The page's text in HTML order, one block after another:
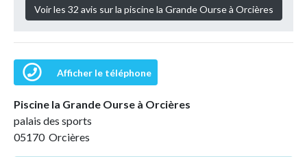
Voir les 32 avis sur la piscine la Grande Ourse à Orcières
Afficher le téléphone
Piscine la Grande Ourse à Orcières
palais des sports
05170 Orcières